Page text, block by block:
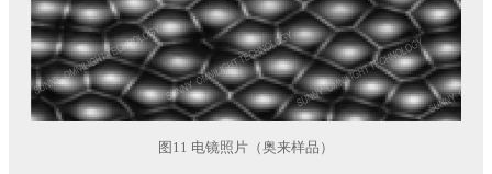
图11 电镜照片（奥来样品）